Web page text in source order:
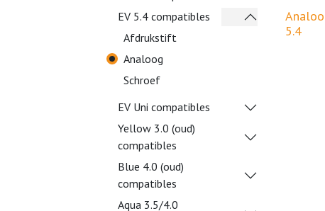
EV 5.4 compatibles
Afdrukstift
Analoog
Schroef
EV Uni compatibles
Yellow 3.0 (oud)
compatibles
Blue 4.0 (oud)
compatibles
Aqua 3.5/4.0
5.4